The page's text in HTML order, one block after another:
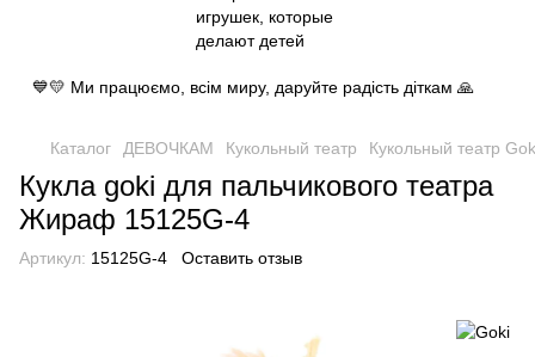
💙💛 Ми працюємо, всім миру, даруйте радість діткам 🙏
Каталог ДЕВОЧКАМ Кукольный театр Кукольный театр
Кукла goki для пальчикового театра
Жираф 15125G-4
Артикул: 15125G-4 Оставить отзыв